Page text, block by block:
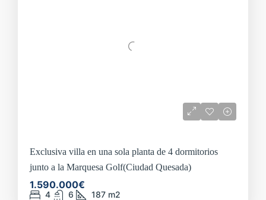
Exclusiva villa en una sola planta de 4 dormitorios
junto a la Marquesa Golf(Ciudad Quesada)
1.590.000€
4 6 187 m2